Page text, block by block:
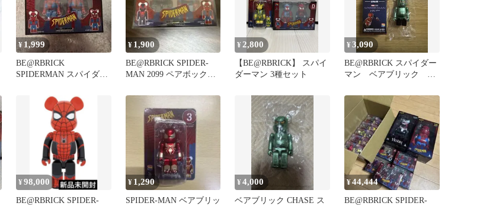
¥ 1,999
BE@RBRICK
SPIDERMAN スパイダー
¥ 1,900
BE@RBRICK SPIDER-
MAN 2099 ペアボックス
¥2,800
【BE@RBRICK】 スパイ
ダーマン 3種セット
¥3,090
BE@RBRICK スパイダー
マン ベアブリック シ
ブリン
¥98,000
BE@RBRICK SPIDER-
¥ 1,290
SPIDER-MAN ベアブリッ
¥4,000
ベアブリック CHASE ス
¥44,444
BE@RBRICK SPIDER-